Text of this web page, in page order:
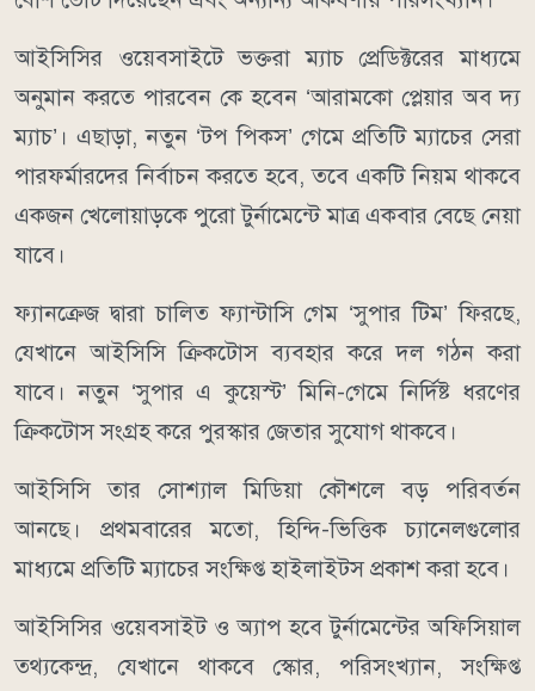
আইসিসির ওয়েবসাইটে ভক্তরা ম্যাচ প্রেডিক্টরের মাধ্যমে
অনুমান করতে পারবেন কে হবেন ‘আরামকো প্লেয়ার অব দ্য
ম্যাচ’। এছাড়া, নতুন ‘টপ পিকস’ গেমে প্রতিটি ম্যাচের সেরা
পারফর্মারদের নির্বাচন করতে হবে, তবে একটি নিয়ম থাকবে
একজন খেলোয়াড়কে পুরো টুর্নামেন্টে মাত্র একবার বেছে নেয়া
যাবে।
ফ্যানক্রেজ দ্বারা চালিত ফ্যান্টাসি গেম ‘সুপার টিম’ ফিরছে,
যেখানে আইসিসি ক্রিকটোস ব্যবহার করে দল গঠন করা
যাবে। নতুন ‘সুপার এ কুয়েস্ট’ মিনি-গেমে নির্দিষ্ট ধরণের
ক্রিকটোস সংগ্রহ করে পুরস্কার জেতার সুযোগ থাকবে।
আইসিসি তার সোশ্যাল মিডিয়া কৌশলে বড় পরিবর্তন
আনছে। প্রথমবারের মতো, হিন্দি-ভিত্তিক চ্যানেলগুলোর
মাধ্যমে প্রতিটি ম্যাচের সংক্ষিপ্ত হাইলাইটস প্রকাশ করা হবে।
আইসিসির ওয়েবসাইট ও অ্যাপ হবে টুর্নামেন্টের অফিসিয়াল
তথ্যকেন্দ্র, যেখানে থাকবে স্কোর, পরিসংখ্যান, সংক্ষিপ্ত